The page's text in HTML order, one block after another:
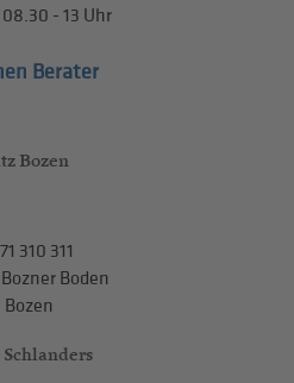
08.30 - 13 Uhr
Berater
Bozen
310 311
Boden
Bozen